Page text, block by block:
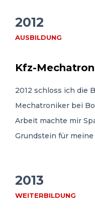
2012
AUSBILDUNG
Kfz-
2012 schloss ich die
Mechatroniker bei
Arbeit machte mir
Grundstein für
2013
WEITERBILDUNG